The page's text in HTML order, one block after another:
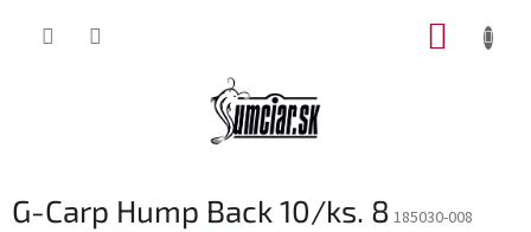
G-Carp Hump Back 10/ks. 8 185030-008